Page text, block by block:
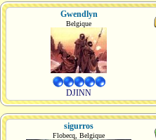
Gwendlyn
Belgique
DJINN
sigurros
Flobecq, Belgique